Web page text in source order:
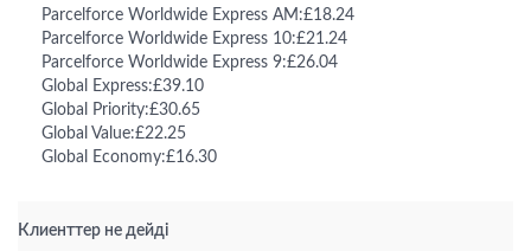
Parcelforce Worldwide Express AM:£18.24
Parcelforce Worldwide Express 10:£21.24
Parcelforce Worldwide Express 9:£26.04
Global Express:£39.10
Global Priority:£30.65
Global Value:£22.25
Global Economy:£16.30
Клиенттер не дейді